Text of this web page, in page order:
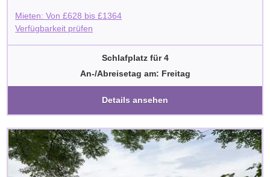
Mieten: Von£628 bis£1364
Verfügbarkeit prüfen
Schlafplatz für 4
An-/Abreisetag am: Freitag
Details ansehen